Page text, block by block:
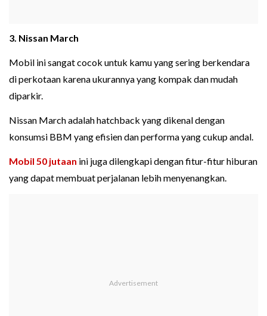
3. Nissan March
Mobil ini sangat cocok untuk kamu yang sering berkendara
di perkotaan karena ukurannya yang kompak dan mudah
diparkir.
Nissan March adalah hatchback yang dikenal dengan
konsumsi BBM yang efisien dan performa yang cukup andal.
Mobil 50 jutaan ini juga dilengkapi dengan fitur-fitur hiburan
yang dapat membuat perjalanan lebih menyenangkan.